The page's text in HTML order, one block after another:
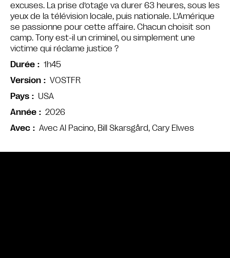
Avec Avec Al Pacino, Bill Skarsgård, Cary Elwes
excuses. La prise d’otage va durer 63 heures, sous les
yeux de la télévision locale, puis nationale. L’Amérique
se passionne pour cette affaire. Chacun choisit son
camp. Tony est-il un criminel, ou simplement une
victime qui réclame justice ?
Durée
1h45
Version
VOSTFR
Pays
USA
Année
2026